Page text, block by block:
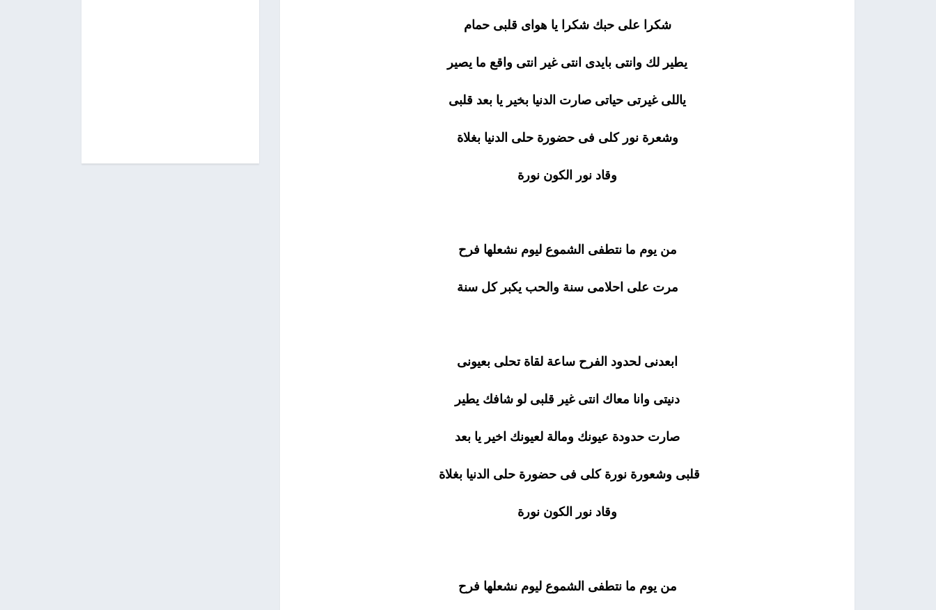
شكرا على حبك شكرا يا هواى قلبى حمام
يطير لك وانتى بايدى انتى غير انتى واقع ما يصير
ياللى غيرتى حياتى صارت الدنيا بخير يا بعد قلبى
وشعرة نور كلى فى حضورة حلى الدنيا بغلاة
وقاد نور الكون نورة
من يوم ما نتطفى الشموع ليوم نشعلها فرح
مرت على احلامى سنة والحب يكبر كل سنة
ابعدنى لحدود الفرح ساعة لقاة تحلى بعيونى
دنيتى وانا معاك انتى غير قلبى لو شافك يطير
صارت حدودة عيونك ومالة لعيونك اخير يا بعد
قلبى وشعورة نورة كلى فى حضورة حلى الدنيا بغلاة
وقاد نور الكون نورة
من يوم ما نتطفى الشموع ليوم نشعلها فرح